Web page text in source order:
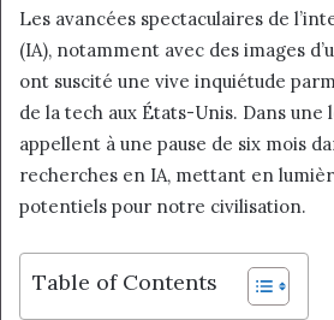
e
Les avancées spectaculaires de
(IA), notamment avec des images
ont suscité une vive inquiétude
de la tech aux États-Unis. Dans
appellent à une pause de six mois
recherches en IA, mettant en
potentiels pour notre civilisation.
Table of Contents